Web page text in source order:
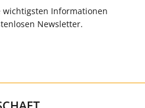
Informationen
Newsletter.